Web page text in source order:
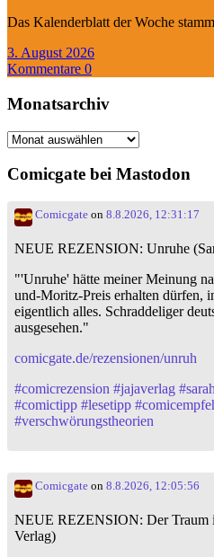
Das Kalenderblatt der Woche
3. August 2026
Kommentare 0
Monatsarchiv
Monatsarchiv
Comicgate bei Mastodon
Comicgate on 8.8.2026, 12:31:17
NEUE REZENSION: Unruhe
"'Unruhe' hätte meiner Meinung
und-Moritz-Preis erhalten dürfen,
eigentlich alles. Schraddeliger
ausgesehen."
comicgate.de/rezensionen/unruh
#comicrezension #jajaverlag #
#comictipp #lesetipp #
#verschwörungstheorien
Comicgate on 8.8.2026, 12:05:56
NEUE REZENSION: Der Traum
Verlag)